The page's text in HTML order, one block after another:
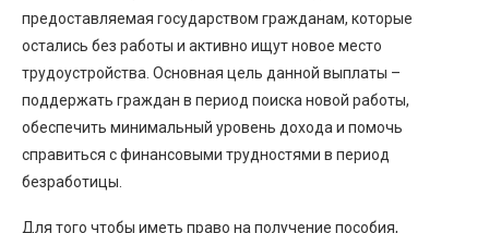
предоставляемая государством гражданам, которые
остались без работы и активно ищут новое место
трудоустройства. Основная цель данной выплаты –
поддержать граждан в период поиска новой работы,
обеспечить минимальный уровень дохода и помочь
справиться с финансовыми трудностями в период
безработицы.
Для того чтобы иметь право на получение пособия,